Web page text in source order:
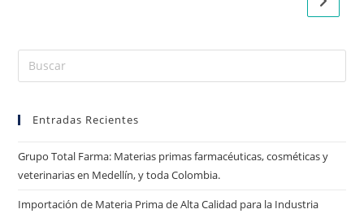
Entradas Recientes
Grupo Total Farma: Materias primas farmacéuticas, cosméticas y
veterinarias en Medellín, y toda Colombia.
Importación de Materia Prima de Alta Calidad para la Industria